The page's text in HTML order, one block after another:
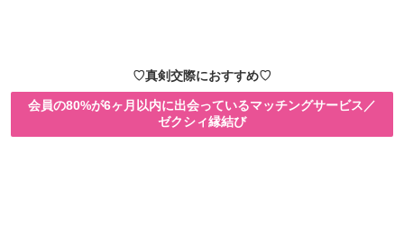
♡真剣交際におすすめ♡
会員の80%が6ヶ月以内に出会っているマッチングサービス／
ゼクシィ縁結び